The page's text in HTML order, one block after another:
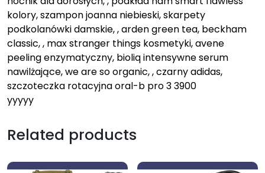
kolory, szampon joanna niebieski, skarpety
podkolanówki damskie, , arden green tea, beckham
classic, , max stranger things kosmetyki, avene
peeling enzymatyczny, bioliq intensywne serum
nawilżające, we are so organic, , czarny adidas,
szczoteczka rotacyjna oral-b pro 3 3900
yyyyy
Related products